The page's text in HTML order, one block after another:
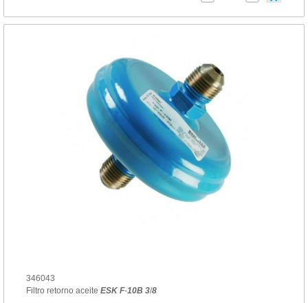
346043
Filtro retorno aceite ESK F-10B 3/8